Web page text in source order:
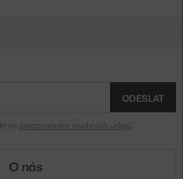
ODESLAT
se zpracováním osobních údajů
O nás